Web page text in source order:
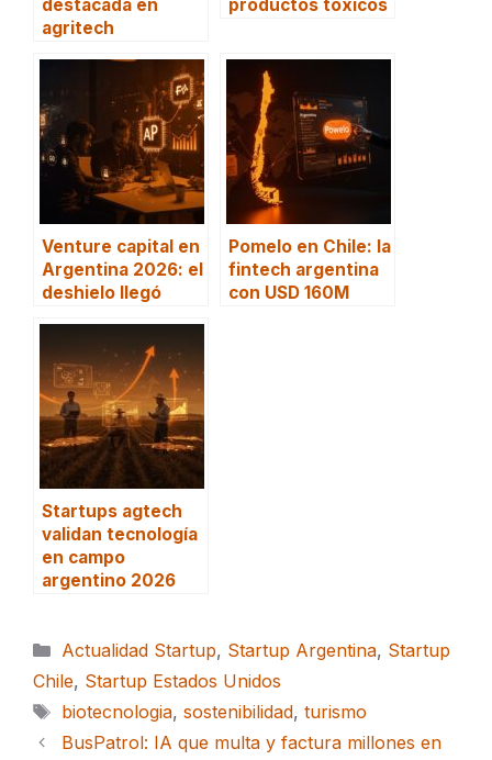
destacada en
agritech
productos tóxicos
Venture capital en
Argentina 2026: el
deshielo llegó
Pomelo en Chile: la
fintech argentina
con USD 160M
Startups agtech
validan tecnología
en campo
argentino 2026
Categorías
Actualidad Startup, Startup Argentina, Startup
Chile, Startup Estados Unidos
Etiquetas
biotecnologia, sostenibilidad, turismo
BusPatrol: IA que multa y factura millones en